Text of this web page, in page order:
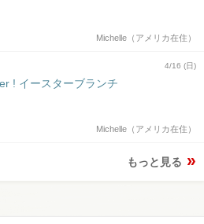
Michelle（アメリカ在住）
4/16 (日)
! イースターブランチ
Michelle（アメリカ在住）
もっと見る